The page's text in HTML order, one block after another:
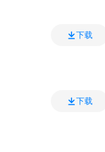
下载
下载